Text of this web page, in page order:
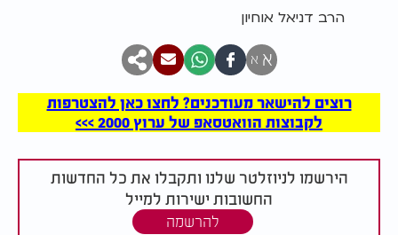
הרב דניאל אוחיון
א א
רוצים להישאר מעודכנים? לחצו כאן להצטרפות
לקבוצות הוואטסאפ של ערוץ 2000 >>>
הירשמו לניוזלטר שלנו ותקבלו את כל החדשות
החשובות ישירות למייל
להרשמה